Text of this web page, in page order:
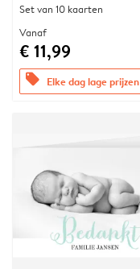
Set van 10 kaarten
Vanaf
€ 11,99
offers Elke dag lage prijzen